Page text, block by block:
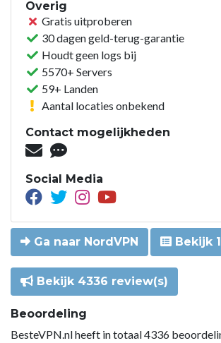
Overig
Gratis uitproberen
30 dagen geld-terug-garantie
Houdt geen logs bij
5570+ Servers
59+ Landen
Aantal locaties onbekend
Contact mogelijkheden
Social Media
Ga naar NordVPN Bekijk
Bekijk 4336 review(s)
Beoordeling
BesteVPN.nl heeft in totaal 4336